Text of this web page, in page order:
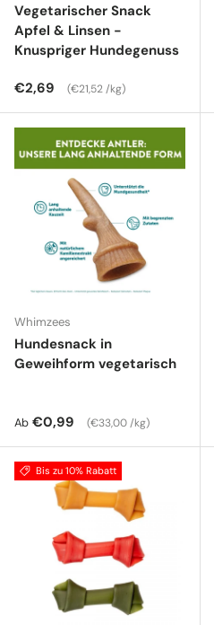
Vegetarischer Snack
Apfel & Linsen -
Knuspriger Hundegenuss
Normaler Preis
€2,69 Grundpreis
€21,52 /kg
Whimzees
Hundesnack in
Geweihform vegetarisch
Normaler Preis
Ab €0,99 Grundpreis
€33,00 /kg
Bis zu 10% Rabatt